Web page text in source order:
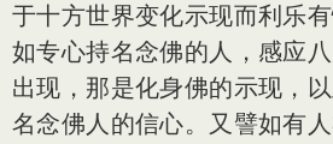
于十方世界变化示现而利乐
如专心持名念佛的人，感应
出现，那是化身佛的示现，
名念佛人的信心。又譬如有